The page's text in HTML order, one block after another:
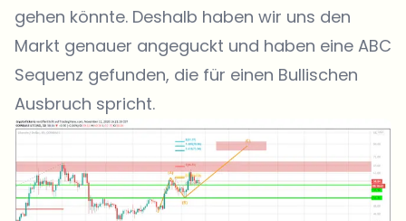
gehen könnte. Deshalb haben wir uns den
Markt genauer angeguckt und haben eine ABC
Sequenz gefunden, die für einen Bullischen
Ausbruch spricht.